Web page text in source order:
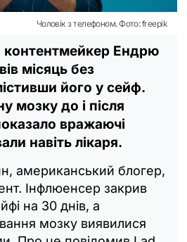
Чоловік з телефоном. Фото: freepik
Ендрю
місяць без
його у сейф.
мозку до і після
вражаючі
навіть лікаря.
американський блогер,
Інфлюенсер закрив
на 30 днів, а
мозку виявилися